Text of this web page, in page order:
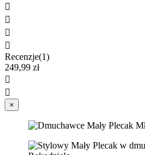




Recenzje(1)
249,99 zł


×